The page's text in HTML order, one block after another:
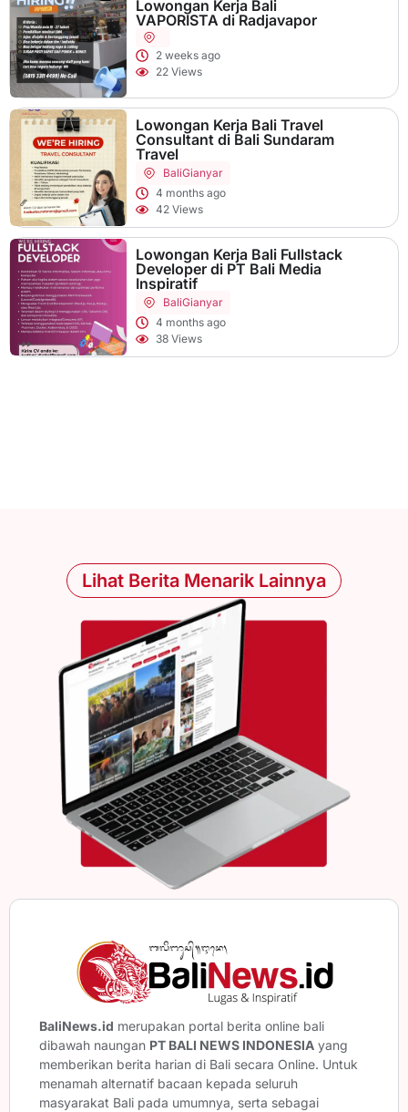
Lowongan Kerja Bali
VAPORISTA di Radjavapor
2 weeks ago
22 Views
Lowongan Kerja Bali Travel
Consultant di Bali Sundaram
Travel
BaliGianyar
4 months ago
42 Views
Lowongan Kerja Bali Fullstack
Developer di PT Bali Media
Inspiratif
BaliGianyar
4 months ago
38 Views
Lihat Berita Menarik Lainnya
BaliNews.id merupakan portal berita online bali
dibawah naungan PT BALI NEWS INDONESIA yang
memberikan berita harian di Bali secara Online. Untuk
menamah alternatif bacaan kepada seluruh
masyarakat Bali pada umumnya, serta sebagai